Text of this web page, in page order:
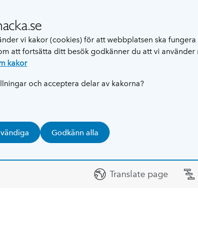
vi kakor (cookies) för att webbplatsen ska
att fortsätta ditt besök godkänner du att vi använder
kakor
och acceptera delar av kakorna?
Godkänn alla
Translate page